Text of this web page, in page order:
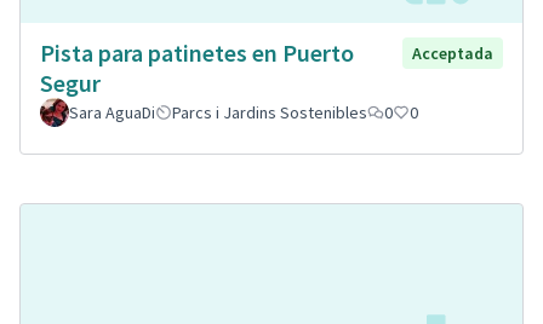
Pista para patinetes en Puerto
Segur
Acceptada
Sara AguaDi Parcs i Jardins Sostenibles 0 0